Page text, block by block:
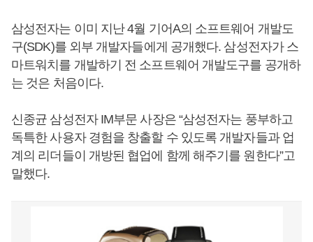
삼성전자는 이미 지난 4월 기어A의 소프트웨어 개발도
구(SDK)를 외부 개발자들에게 공개했다. 삼성전자가 스
마트워치를 개발하기 전 소프트웨어 개발도구를 공개하
는 것은 처음이다.
신종균 삼성전자 IM부문 사장은 “삼성전자는 풍부하고
독특한 사용자 경험을 창출할 수 있도록 개발자들과 업
계의 리더들이 개방된 협업에 함께 해주기를 원한다”고
말했다.